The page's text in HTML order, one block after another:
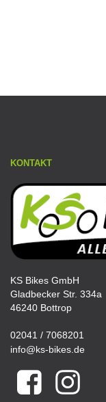
KONTAKT
KS Bikes GmbH
Gladbecker Str. 334a
46240 Bottrop
02041 / 7068201
info@ks-bikes.de